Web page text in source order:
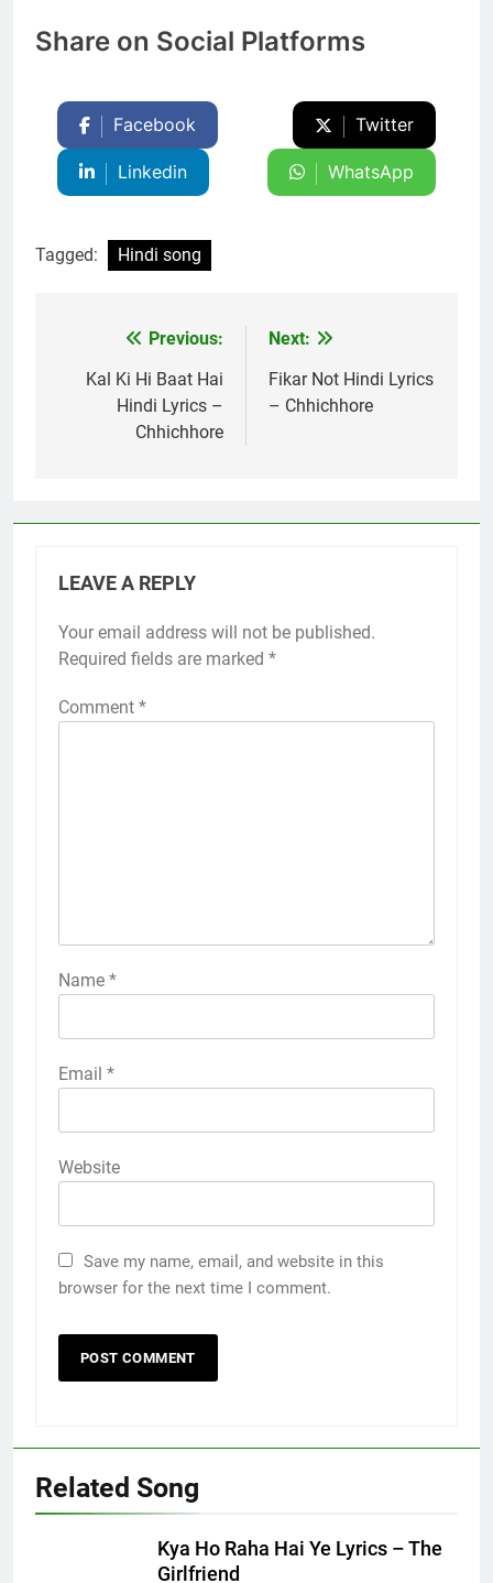
Share on Social Platforms
Facebook Twitter
Linkedin WhatsApp
Tagged: Hindi song
navigation
Previous:
Kal Ki Hi Baat Hai
Hindi Lyrics –
Chhichhore
Next:
Fikar Not Hindi Lyrics
– Chhichhore
LEAVE A REPLY
Your email address will not be published.
Required fields are marked *
Comment *
Name *
Email *
Website
Save my name, email, and website in this
browser for the next time I comment.
Related Song
Kya Ho Raha Hai Ye Lyrics – The
Girlfriend